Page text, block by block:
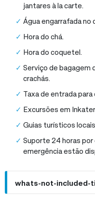
jantares à la carte.
Água engarrafada no
Hora do chá.
Hora do coquetel.
Serviço de bagagem
crachás.
Taxa de entrada para
Excursões em
Guias turísticos locais
Suporte 24 horas por
emergência estão
whats-not-included-